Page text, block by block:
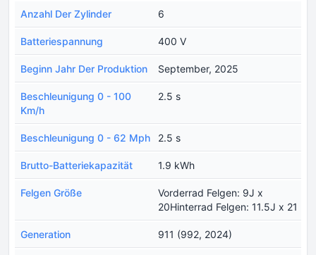
Anzahl Der Zylinder 6
Batteriespannung 400 V
Beginn Jahr Der Produktion September, 2025
Beschleunigung 0 - 100
Km/h
2.5 s
Beschleunigung 0 - 62 Mph 2.5 s
Brutto-Batteriekapazität 1.9 kWh
Felgen Größe
Vorderrad Felgen: 9J x
20Hinterrad Felgen: 11.5J x 21
Generation 911 (992, 2024)